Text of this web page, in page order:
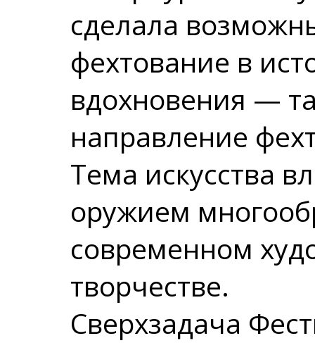
сделала
фехтование в
вдохновения —
направление
Тема искусства
оружием
современном
творчестве.
Сверхзадача